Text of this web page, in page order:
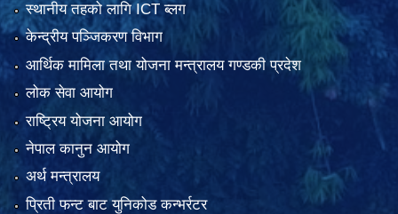
स्थानीय तहको लागि ICT ब्लग
केन्द्रीय पञ्जिकरण विभाग
आर्थिक मामिला तथा योजना मन्त्रालय गण्डकी प्रदेश
लोक सेवा आयोग
राष्ट्रिय योजना आयोग
नेपाल कानुन आयोग
अर्थ मन्त्रालय
प्रिती फन्ट बाट युनिकोड कन्भर्रटर